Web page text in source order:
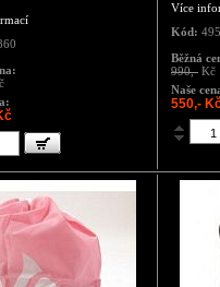
Více
Kód:
Běžná
990,- Kč
Naše
550,-